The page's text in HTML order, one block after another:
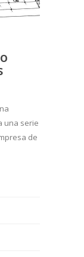
una serie
de